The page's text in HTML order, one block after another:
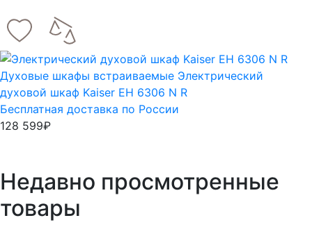
Духовые шкафы встраиваемые Электрический
духовой шкаф Kaiser EH 6306 N R
Бесплатная доставка по России
128 599₽
Недавно просмотренные
товары